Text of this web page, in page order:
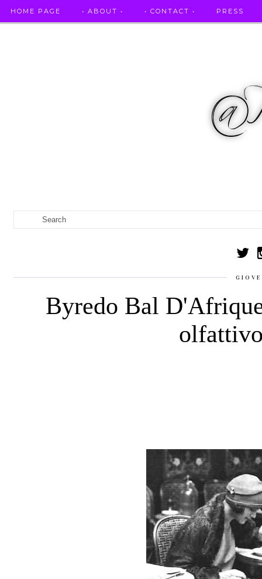
HOME PAGE • ABOUT • • CONTACT • PRESS
Byredo Bal